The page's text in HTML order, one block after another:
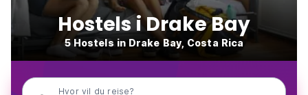
Hostels i Drake Bay
5 Hostels in Drake Bay, Costa Rica
Hvor vil du reise?